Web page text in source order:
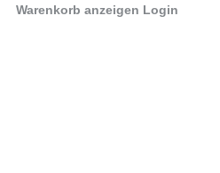
Warenkorb anzeigen Login